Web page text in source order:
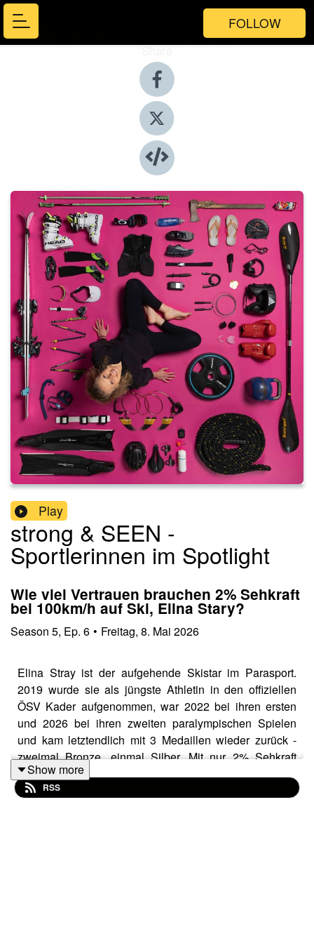
FOLLOW
Share
Play
strong & SEEN -
Sportlerinnen im Spotlight
Wie viel Vertrauen brauchen 2% Sehkraft
bei 100km/h auf Ski, Elina Stary?
Season 5, Ep. 6 • Freitag, 8. Mai 2026
Elina Stray ist der aufgehende Skistar im Parasport.
2019 wurde sie als jüngste Athletin in den offiziellen
ÖSV Kader aufgenommen, war 2022 bei ihren ersten
und 2026 bei ihren zweiten paralympischen Spielen
und kam letztendlich mit 3 Medaillen wieder zurück -
zweimal Bronze, einmal Silber. Mit nur 2% Sehkraft
aufgrund des okulären Albinismus fährt sie dank ihres
Guides, Stefan Winter, mit über 100km/h erfolgreich die
Show more
RSS